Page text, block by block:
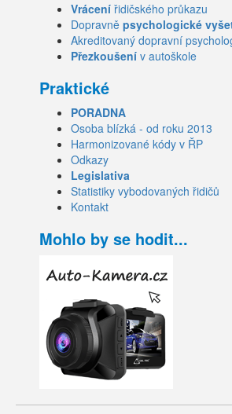
Vrácení řidičského průkazu
Dopravně psychologické
Akreditovaný dopravní
Přezkoušení v autoškole
Praktické
PORADNA
Osoba blízká - od roku 2013
Harmonizované kódy v ŘP
Odkazy
Legislativa
Statistiky vybodovaných řidičů
Kontakt
Mohlo by se hodit...